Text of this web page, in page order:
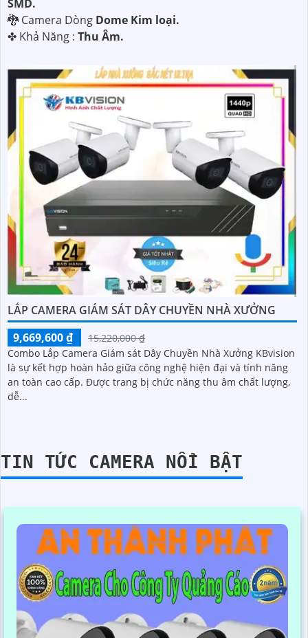
SMD.
🐉️ Camera Dòng Dome Kim loại.
️✤ Khả Năng : Thu Âm.
LẮP CAMERA GIÁM SÁT DÂY CHUYỀN NHÀ XƯỞNG
9,669,600 ₫
15,220,000 ₫
Combo Lắp Camera Giám sát Dây Chuyền Nhà Xưởng KBvision
là sự kết hợp hoàn hảo giữa công nghệ hiện đại và tính năng
an toàn cao cấp. Được trang bị chức năng thu âm chất lượng,
dễ...
TIN TỨC CAMERA NỔI BẬT